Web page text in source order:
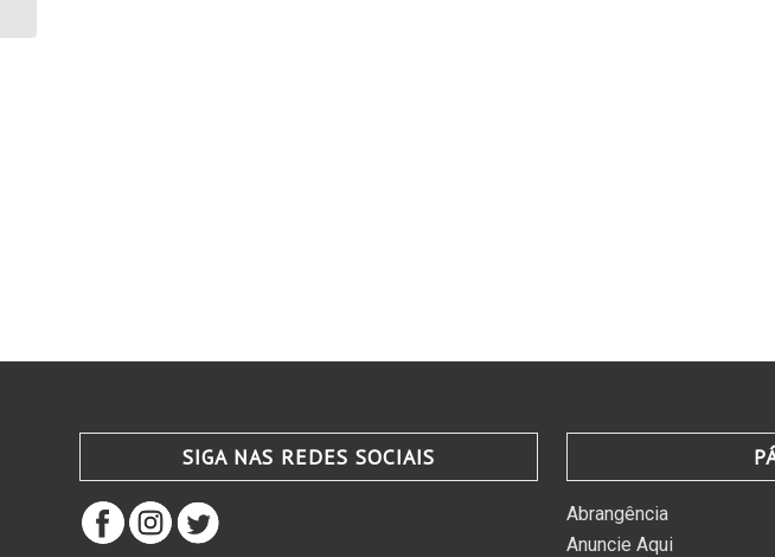
SIGA NAS REDES SOCIAIS
Abrangência
Anuncie Aqui